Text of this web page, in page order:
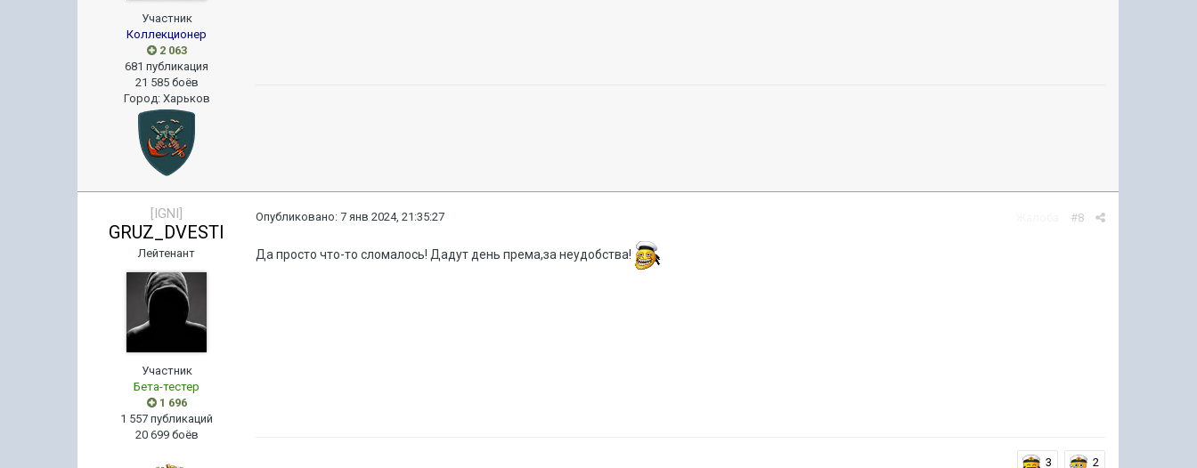
Участник
Коллекционер
2 063
681 публикация
21 585 боёв
Город: Харьков
[IGNI]
GRUZ_DVESTI
Лейтенант
Участник
Бета-тестер
1 696
1 557 публикаций
20 699 боёв
#8
Опубликовано:7 янв 2024, 21:35:27
Да просто что-то сломалось! Дадут день према,за неудобства!
3 2